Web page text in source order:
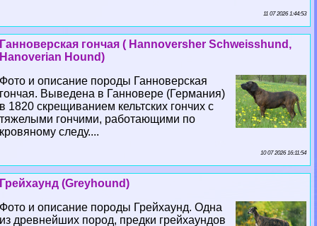
11 07 2026 1:44:53
Ганноверская гончая ( Hannoversher Schweisshund,
Hanoverian Hound)
Фото и описание породы Ганноверская
гончая. Выведена в Ганновере (Германия)
в 1820 скрещиванием кельтских гончих с
тяжелыми гончими, работающими по
кровяному следу....
10 07 2026 16:11:54
Грейхаунд (Greyhound)
Фото и описание породы Грейхаунд. Одна
из древнейших пород, предки грейхаундов